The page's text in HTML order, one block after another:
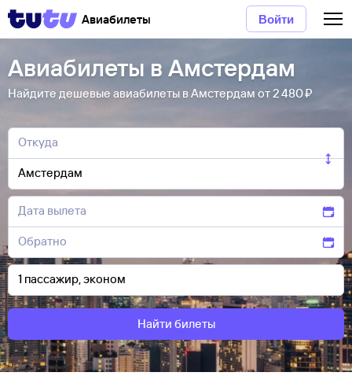
Авиабилеты Войти
Авиабилеты в Амстердам
Найдите дешевые авиабилеты в Амстердам от 2 ⁠480 ⁠₽
Найти билеты